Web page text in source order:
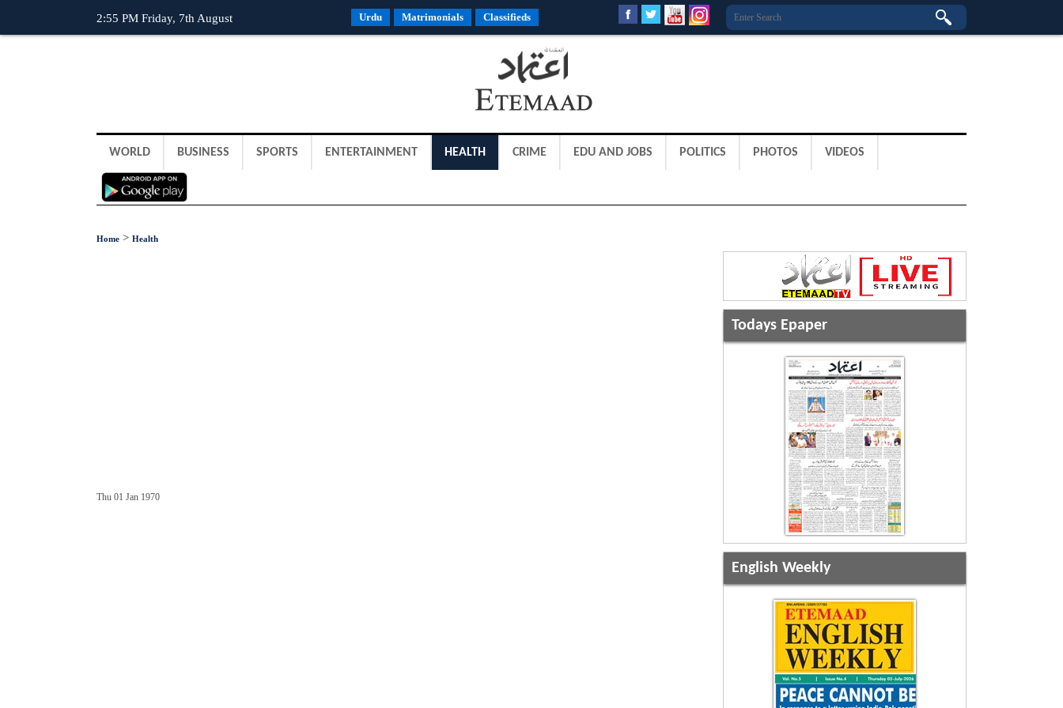
2:55 PM Friday, 7th August Urdu Matrimonials Classifieds
WORLD BUSINESS SPORTS ENTERTAINMENT HEALTH CRIME EDU AND JOBS POLITICS PHOTOS VIDEOS
Home > Health
Thu 01 Jan 1970
Todays Epaper
English Weekly